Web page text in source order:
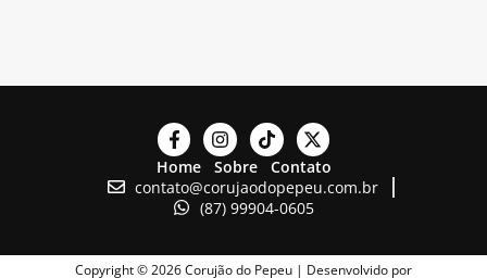
Home Sobre
Contato
contato@corujaodopepeu.com.br
(87) 99904-0605
Copyright © 2026 Corujão do Pepeu | Desenvolvido por